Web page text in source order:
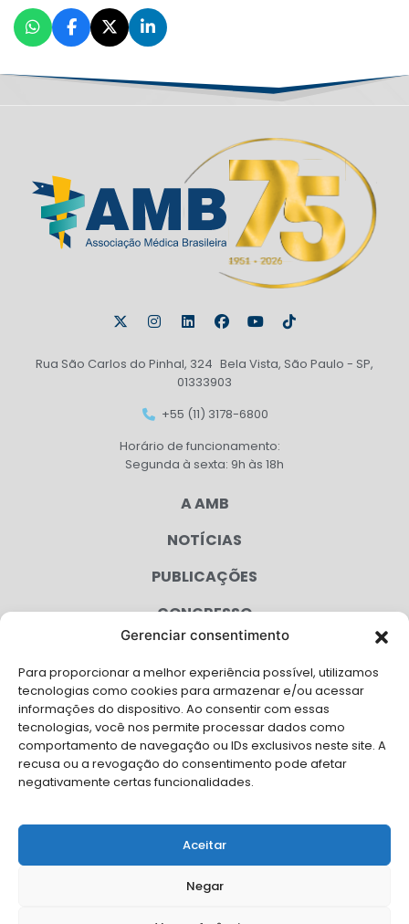
Gerenciar consentimento
Para proporcionar a melhor experiência possível, utilizamos
tecnologias como cookies para armazenar e/ou acessar
informações do dispositivo. Ao consentir com essas
tecnologias, você nos permite processar dados como
comportamento de navegação ou IDs exclusivos neste site. A
recusa ou a revogação do consentimento pode afetar
negativamente certas funcionalidades.
Aceitar
Negar
Rua São Carlos do Pinhal, 324 Bela Vista, São Paulo - SP,
01333903
+55 (11) 3178-6800
Horário de funcionamento:
Segunda à sexta: 9h às 18h
A AMB
NOTÍCIAS
PUBLICAÇÕES
CONGRESSO
CAMPANHAS
SERVIÇOS
FILIADAS
FALE CONOSCO
Solicite Apoio Institucional da AMB para o seu evento